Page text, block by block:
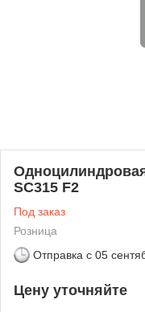
SC315 F2
Под заказ
Розница
Отправка с 05
Цену уточняйте